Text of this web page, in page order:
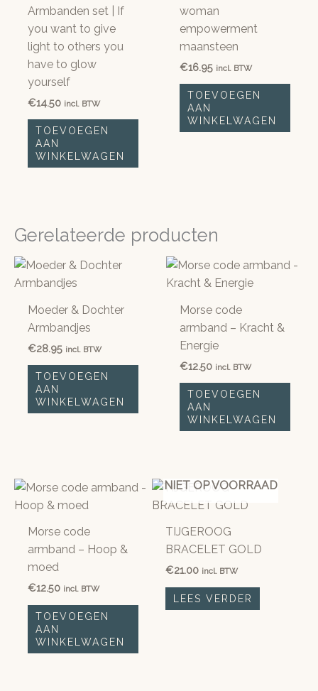
Armbanden set | If
you want to give
light to others you
have to glow
yourself
€14.50 incl. BTW
TOEVOEGEN
AAN
WINKELWAGEN
woman
empowerment
maansteen
€16.95 incl. BTW
TOEVOEGEN
AAN
WINKELWAGEN
Gerelateerde producten
Moeder & Dochter
Armbandjes
€28.95 incl. BTW
TOEVOEGEN
AAN
WINKELWAGEN
Morse code
armband – Kracht &
Energie
€12.50 incl. BTW
TOEVOEGEN
AAN
WINKELWAGEN
Morse code
armband – Hoop &
moed
€12.50 incl. BTW
TOEVOEGEN
AAN
WINKELWAGEN
NIET OP VOORRAAD
TIJGEROOG
BRACELET GOLD
€21.00 incl. BTW
LEES VERDER